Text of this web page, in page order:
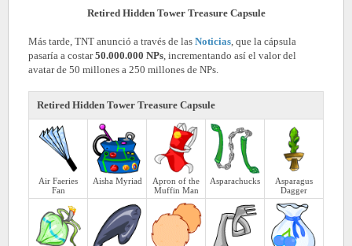
Retired Hidden Tower Treasure Capsule
Más tarde, TNT anunció a través de las Noticias , que la cápsula
pasaría a costar50.000.000 NPs , incrementando así el valor del
avatar de 50 millones a 250 millones de NPs.
Retired Hidden Tower Treasure Capsule
Air Faeries
Fan
Aisha Myriad
Apron of the
Muffin Man
Asparachucks
Asparagus
Dagger